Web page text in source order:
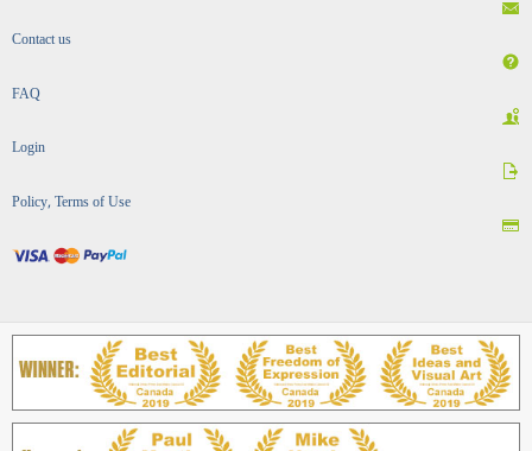
Contact us
FAQ
Login
Policy, Terms of Use